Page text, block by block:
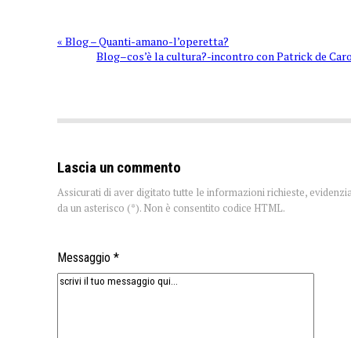
« Blog – Quanti-amano-l’operetta?
Blog–cos’è la cultura?-incontro con Patrick de
Lascia un commento
Assicurati di aver digitato tutte le informazioni richieste,
da un asterisco (*). Non è consentito codice HTML.
Messaggio *